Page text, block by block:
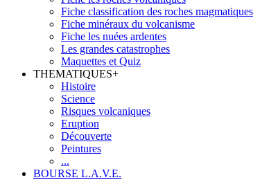
Fiche classification des roches magmatiques
Fiche minéraux du volcanisme
Fiche les nuées ardentes
Les grandes catastrophes
Maquettes et Quiz
THEMATIQUES+
Histoire
Science
Risques volcaniques
Eruption
Découverte
Peintures
...
BOURSE L.A.V.E.